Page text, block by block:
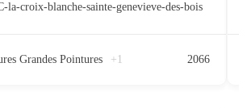
la-croix-blanche-sainte-genevieve-des-bois
Grandes Pointures +1 2066